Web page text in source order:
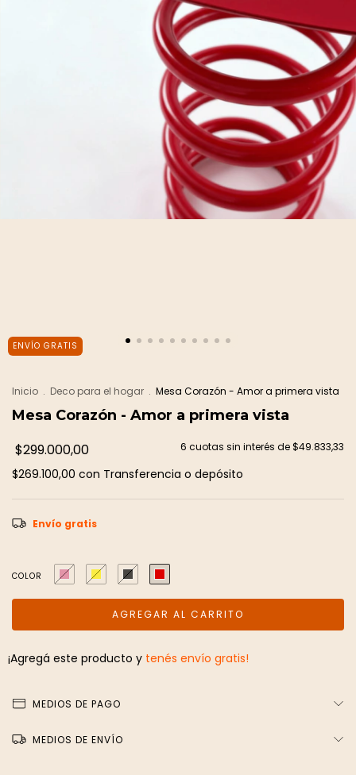
ENVÍO GRATIS
Inicio . Deco para el hogar . Mesa Corazón - Amor a primera vista
Mesa Corazón - Amor a primera vista
$299.000,00 6 cuotas sin interés de$49.833,33
$269.100,00 con Transferencia o depósito
Envío gratis
COLOR
¡Agregá este producto y tenés envío gratis!
MEDIOS DE PAGO
MEDIOS DE ENVÍO